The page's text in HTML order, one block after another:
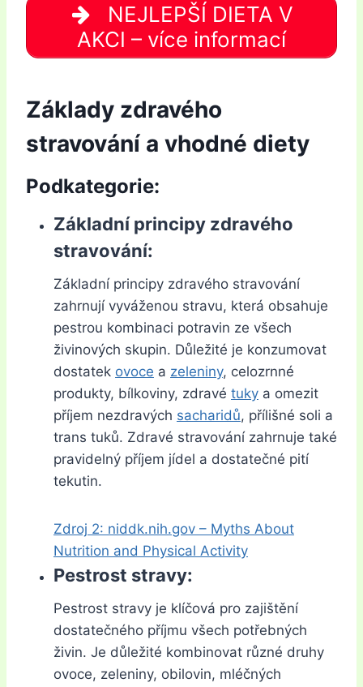
NEJLEPŠÍ DIETA V
AKCI – více informací
Základy zdravého
stravování a vhodné diety
Podkategorie:
Základní principy zdravého
stravování:
Základní principy zdravého stravování
zahrnují vyváženou stravu, která obsahuje
pestrou kombinaci potravin ze všech
živinových skupin. Důležité je konzumovat
dostatek ovoce a zeleniny, celozrnné
produkty, bílkoviny, zdravé tuky a omezit
příjem nezdravých sacharidů, přílišné soli a
trans tuků. Zdravé stravování zahrnuje také
pravidelný příjem jídel a dostatečné pití
tekutin.
Zdroj 2: niddk.nih.gov – Myths About
Nutrition and Physical Activity
Pestrost stravy:
Pestrost stravy je klíčová pro zajištění
dostatečného příjmu všech potřebných
živin. Je důležité kombinovat různé druhy
ovoce, zeleniny, obilovin, mléčných